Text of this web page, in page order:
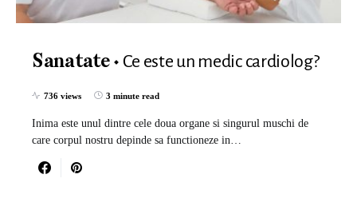
Sanatate Ce este un medic cardiolog?
736 views 3 minute read
Inima este unul dintre cele doua organe si singurul muschi de
care corpul nostru depinde sa functioneze in…